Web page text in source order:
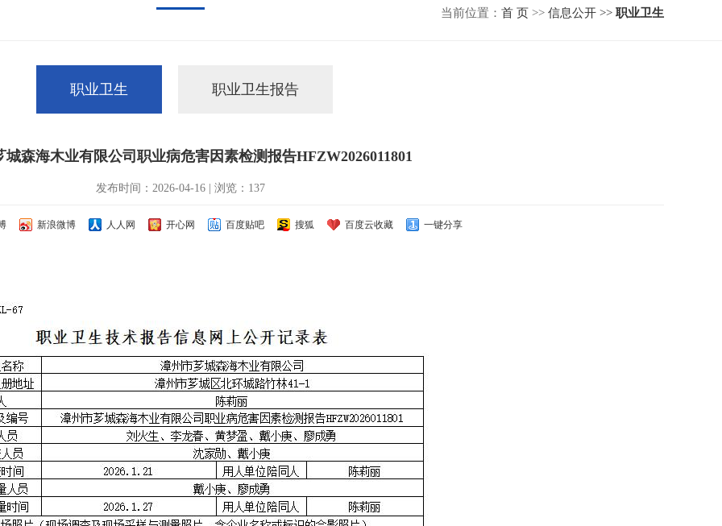
当前位置： 首 页 >> 信息公开 >> 职业卫生
职业卫生 职业卫生报告
城森海木业有限公司职业病危害因素检测报告HFZW2026011801
发布时间：2026-04-16 | 浏览：137
新浪微博 人人网 开心网 百度贴吧 搜狐 百度云收藏 一键分享